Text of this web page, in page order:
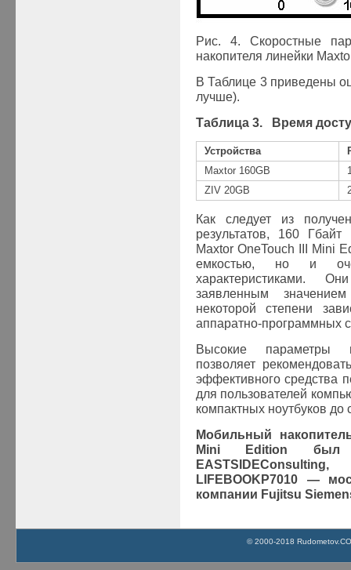
Рис. 4. Скоростные
накопителя линейки
В Таблице 3 приведены
лучше).
Таблица 3. Время
Устройства
Maxtor 160GB
ZIV 20GB
Как следует из
результатов, 160
Maxtor OneTouch Mini
емкостью, но и
характеристиками.
заявленным
некоторой степени
аппаратно-программных
Высокие параметры
позволяет
эффективного средства
для пользователей
компактных ноутбуков до
Мобильный
Mini
Edition
был
EASTSIDEConsulting,
LIFEBOOK P7010 —
компании Fujitsu
© 2000-2018